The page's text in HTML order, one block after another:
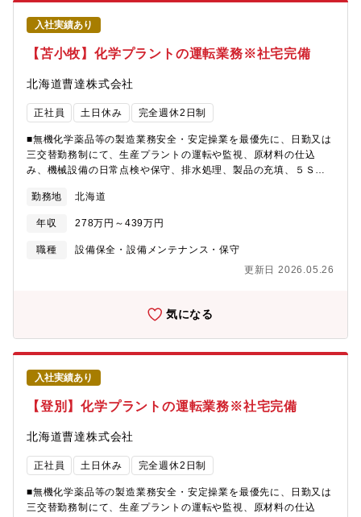
入社実績あり
【苫小牧】化学プラントの運転業務※社宅完備
北海道曹達株式会社
正社員 土日休み 完全週休2日制
■無機化学薬品等の製造業務安全・安定操業を最優先に、日勤又は
三交替勤務制にて、生産プラントの運転や監視、原材料の仕込
み、機械設備の日常点検や保守、排水処理、製品の充填、５Ｓ等
15名、三交替：12名）★業界未経験・職種未経験歓迎
勤務地 北海道
年収 278万円～439万円
職種
設備保全・設備メンテナンス・保守
更新日 2026.05.26
気になる
入社実績あり
【登別】化学プラントの運転業務※社宅完備
北海道曹達株式会社
正社員 土日休み 完全週休2日制
■無機化学薬品等の製造業務安全・安定操業を最優先に、日勤又は
三交替勤務制にて、生産プラントの運転や監視、原材料の仕込